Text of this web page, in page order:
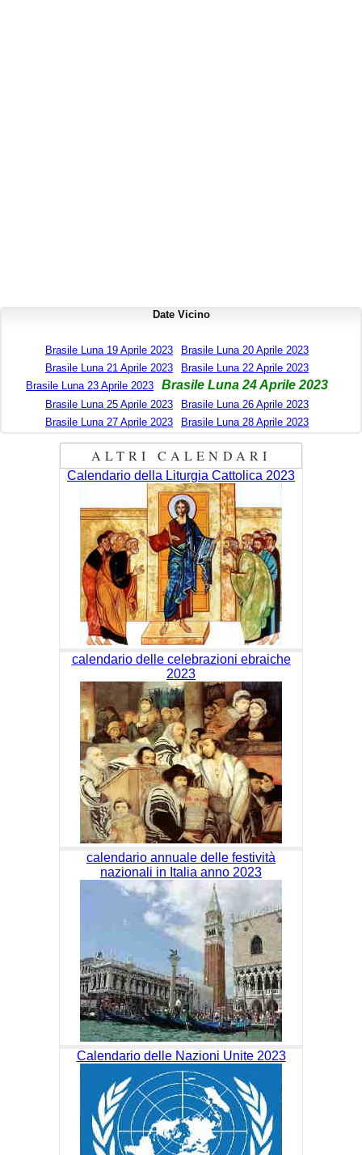
Date Vicino
Brasile Luna 19 Aprile 2023
Brasile Luna 20 Aprile 2023
Brasile Luna 21 Aprile 2023
Brasile Luna 22 Aprile 2023
Brasile Luna 23 Aprile 2023
Brasile Luna 24 Aprile 2023
Brasile Luna 25 Aprile 2023
Brasile Luna 26 Aprile 2023
Brasile Luna 27 Aprile 2023
Brasile Luna 28 Aprile 2023
ALTRI CALENDARI
Calendario della Liturgia Cattolica 2023
calendario delle celebrazioni ebraiche
2023
calendario annuale delle festività
nazionali in Italia anno 2023
Calendario delle Nazioni Unite 2023